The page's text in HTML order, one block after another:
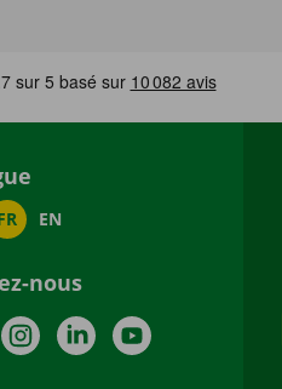
EN
nous
InstagramLinkedInYouTube